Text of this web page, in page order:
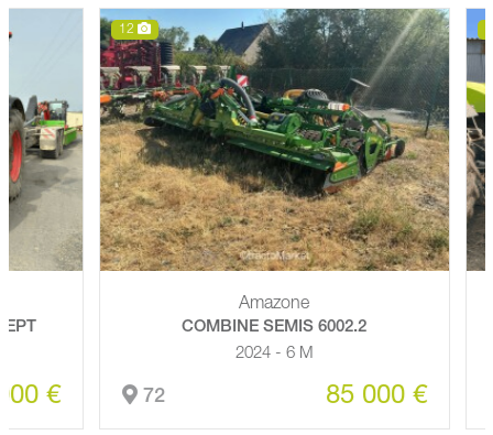
€
12
Amazone
COMBINE SEMIS 6002.2
2024 - 6 M
72 85 000 €